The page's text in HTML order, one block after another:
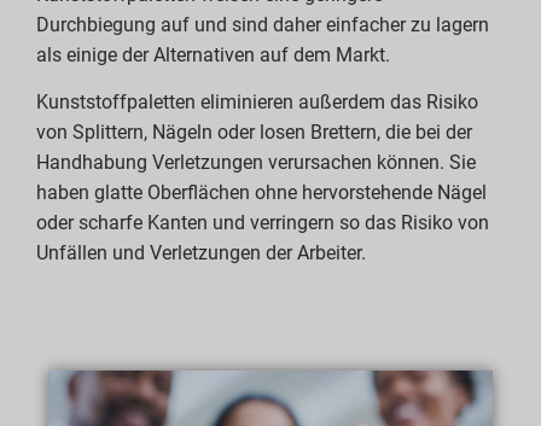
Durchbiegung auf und sind daher einfacher zu lagern
als einige der Alternativen auf dem Markt.
Kunststoffpaletten eliminieren außerdem das Risiko
von Splittern, Nägeln oder losen Brettern, die bei der
Handhabung Verletzungen verursachen können. Sie
haben glatte Oberflächen ohne hervorstehende Nägel
oder scharfe Kanten und verringern so das Risiko von
Unfällen und Verletzungen der Arbeiter.